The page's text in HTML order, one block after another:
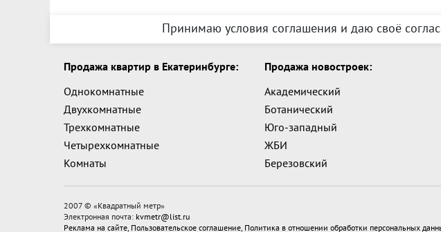
Принимаю условия соглашения и даю своё
Продажа квартир в Екатеринбурге:
Однокомнатные
Двухкомнатные
Трехкомнатные
Четырехкомнатные
Комнаты
Продажа новостроек:
Академический
Ботанический
Юго-западный
ЖБИ
Березовский
2007 © «Квадратный метр»
Электронная почта: kvmetr@list.ru
Реклама на сайте, Пользовательское соглашение, Политика в отношении обработки персональных